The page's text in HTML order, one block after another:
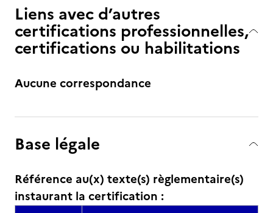
Liens avec d’autres
certifications professionnelles,
certifications ou habilitations
Aucune correspondance
Base légale
Référence au(x) texte(s) règlementaire(s)
instaurant la certification :